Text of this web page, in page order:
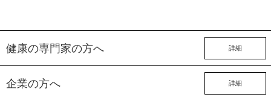
健康の専門家の方へ 詳細
企業の方へ 詳細